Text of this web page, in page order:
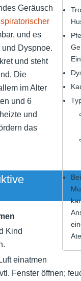
Geräusch
und es
Dyspnoe.
und steht
Die
im Alter
und 6
und
das
Kind
einatmen
Fenster öffnen;